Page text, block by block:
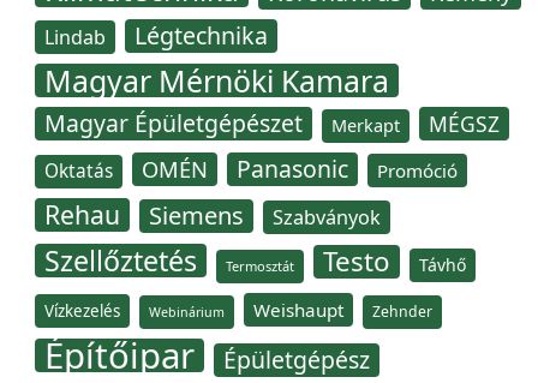
Lindab Légtechnika
Magyar Mérnöki Kamara
Magyar Épületgépészet Merkapt MÉGSZ
Oktatás OMÉN Panasonic Promóció
Rehau Siemens Szabványok
Szellőztetés Termosztát Testo Távhő
Vízkezelés Webinárium Weishaupt Zehnder
Építőipar Épületgépész